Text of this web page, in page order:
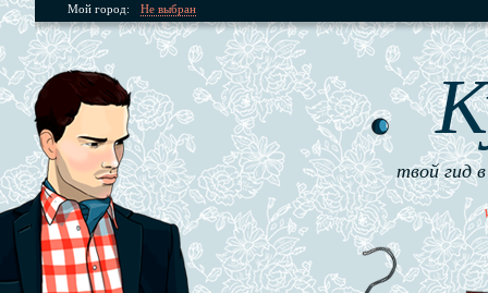
Мой город: Не выбран
твой гид